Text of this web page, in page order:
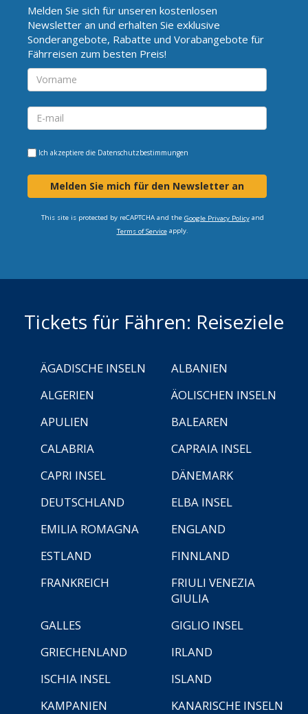
Melden Sie sich für unseren kostenlosen
Newsletter an und erhalten Sie exklusive
Sonderangebote, Rabatte und Vorabangebote für
Fährreisen zum besten Preis!
Ich akzeptiere die Datenschutzbestimmungen
Melden Sie mich für den Newsletter an
This site is protected by reCAPTCHA and the Google Privacy Policyand
Terms of Serviceapply.
Tickets für Fähren: Reiseziele
ÄGADISCHE INSELN
ALBANIEN
ALGERIEN
ÄOLISCHEN INSELN
APULIEN
BALEAREN
CALABRIA
CAPRAIA INSEL
CAPRI INSEL
DÄNEMARK
DEUTSCHLAND
ELBA INSEL
EMILIA ROMAGNA
ENGLAND
ESTLAND
FINNLAND
FRANKREICH
FRIULI VENEZIA
GIULIA
GALLES
GIGLIO INSEL
GRIECHENLAND
IRLAND
ISCHIA INSEL
ISLAND
KAMPANIEN
KANARISCHE INSELN